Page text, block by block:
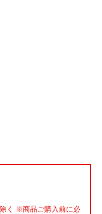
く ※商品ご購入前に必